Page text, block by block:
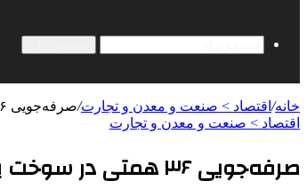
خانه/ اقتصاد > صنعت و معدن و تجارت/صرفه‌جویی ۳۶ همتی در سوخت با نوسازی ۳۰ هزار کشنده فرسوده
اقتصاد > صنعت و معدن و تجارت
صرفه‌جویی ۳۶ همتی در سوخت با نوسازی ۳۰ هزار کشنده فرسوده